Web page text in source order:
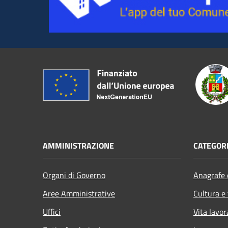
AMMINISTRAZIONE
Organi di Governo
Aree Amministrative
Uffici
Cultura
Vita